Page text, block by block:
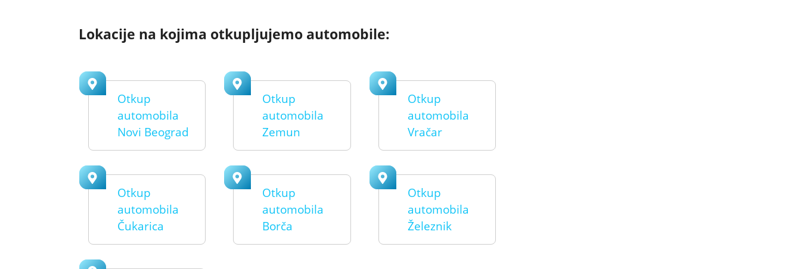
Lokacije na kojima otkupljujemo automobile:
Otkup
automobila
Novi Beograd
Otkup
automobila
Zemun
Otkup
automobila
Vračar
Otkup
automobila
Čukarica
Otkup
automobila
Borča
Otkup
automobila
Železnik